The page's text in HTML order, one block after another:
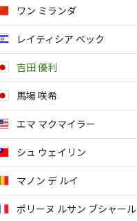
ワン ミランダ
レイティシア ベック
吉田 優利
馬場 咲希
エマ マクマイラー
シュ ウェイリン
マノン デ ルイ
ポリーヌ ルサン ブシャール